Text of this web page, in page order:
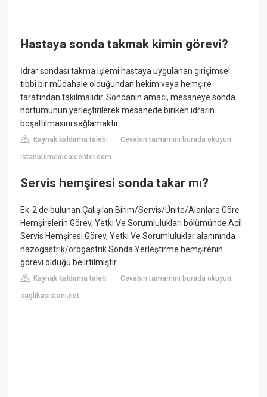
Hastaya sonda takmak kimin görevi?
İdrar sondası takma işlemi hastaya uygulanan girişimsel
tıbbi bir müdahale olduğundan hekim veya hemşire
tarafından takılmalıdır. Sondanın amacı, mesaneye sonda
hortumunun yerleştirilerek mesanede biriken idrarın
boşaltılmasını sağlamaktır.
Kaynak kaldırma talebi |Cevabın tamamını burada okuyun:
istanbulmedicalcenter.com
Servis hemşiresi sonda takar mı?
Ek-2'de bulunan Çalışılan Birim/Servis/Ünite/Alanlara Göre
Hemşirelerin Görev, Yetki Ve Sorumlulukları bölümünde Acil
Servis Hemşiresi Görev, Yetki Ve Sorumluluklar alanınında
nazogastrik/orogastrik Sonda Yerleştirme hemşirenin
görevi olduğu belirtilmiştir.
Kaynak kaldırma talebi |Cevabın tamamını burada okuyun:
saglikasistani.net